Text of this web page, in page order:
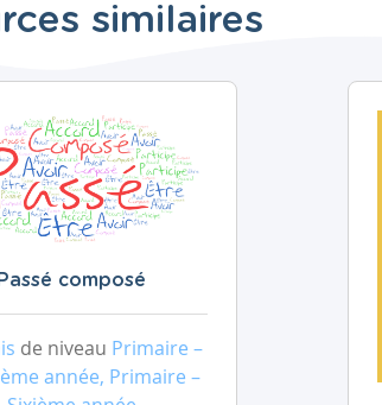
similaires
Passé composé
de niveau Primaire –
année, Primaire –